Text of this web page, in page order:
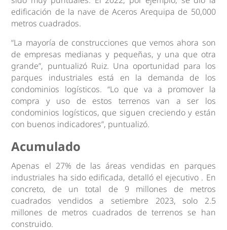
edificación de la nave de Aceros Arequipa de 50,000
metros cuadrados.
“La mayoría de construcciones que vemos ahora son
de empresas medianas y pequeñas, y una que otra
grande”, puntualizó Ruiz. Una oportunidad para los
parques industriales está en la demanda de los
condominios logísticos. “Lo que va a promover la
compra y uso de estos terrenos van a ser los
condominios logísticos, que siguen creciendo y están
con buenos indicadores”, puntualizó.
Acumulado
Apenas el 27% de las áreas vendidas en parques
industriales ha sido edificada, detalló el ejecutivo . En
concreto, de un total de 9 millones de metros
cuadrados vendidos a setiembre 2023, solo 2.5
millones de metros cuadrados de terrenos se han
construido.